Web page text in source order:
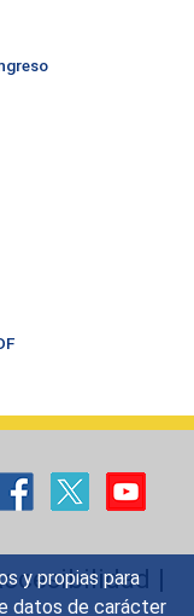
y propias para
datos de carácter
|